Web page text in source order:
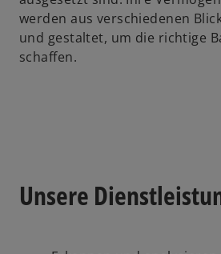
werden aus verschiedenen
und gestaltet, um die richtige
schaffen.
Unsere